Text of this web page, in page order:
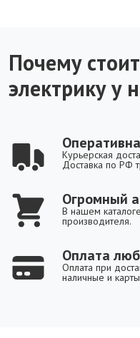
Почему
электрику у
Курьерская
Доставка по РФ
Огромный
В нашем
производителя.
Оплата
Оплата при
наличные и